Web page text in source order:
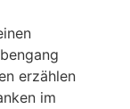
erzählen
im